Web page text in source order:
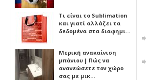
Τι είναι το Sublimation
και γιατί αλλάζει τα
δεδομένα στα διαφημι…
Μερική ανακαίνιση
μπάνιου | Πώς να
ανανεώσετε τον χώρο
σας με μικ…